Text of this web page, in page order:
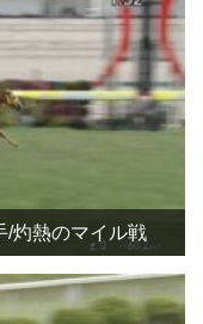
/灼熱のマイル戦